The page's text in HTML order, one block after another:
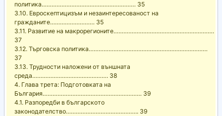
политика………………………………………………… 35
3.10. Евроскептицизъм и незаинтересованост на
гражданите……………………… 35
3.11. Развитие на макрорегионите…………………………………………………….
37
3.12. Търговска политика………………………………………………………………
37
3.13. Трудности наложени от външната
среда………………………………………. 38
4. Глава трета: Подготовката на
България…………………………………………………… 39
4.1. Разпоредби в българското
законодателство…………………………………….. 39